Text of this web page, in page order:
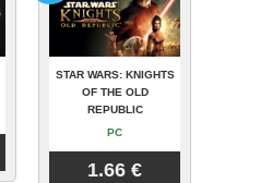
STAR WARS: KNIGHTS
OF THE OLD
REPUBLIC
PC
1.66 €